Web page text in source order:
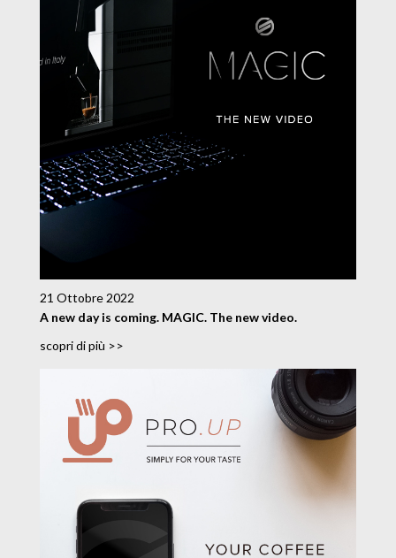
21 Ottobre 2022
A new day is coming. MAGIC. The new video.
scopri di più >>